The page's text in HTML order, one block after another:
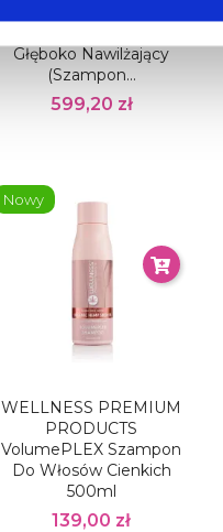
Głęboko Nawilżający
(szampon...
599,20 zł
WELLNESS PREMIUM
PRODUCTS
VolumePLEX Szampon
Do Włosów Cienkich
500ml
139,00 zł
Nowy